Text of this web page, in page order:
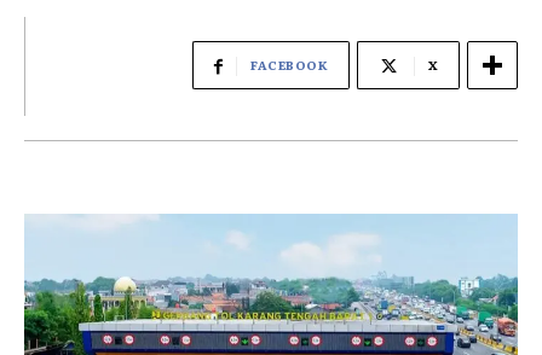
FACEBOOK X